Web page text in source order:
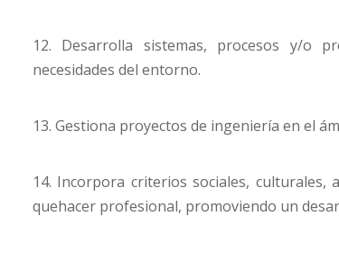
12. Desarrolla sistemas, procesos y/o
necesidades del entorno.
13. Gestiona proyectos de ingeniería en el
14. Incorpora criterios sociales, culturales,
quehacer profesional, promoviendo un